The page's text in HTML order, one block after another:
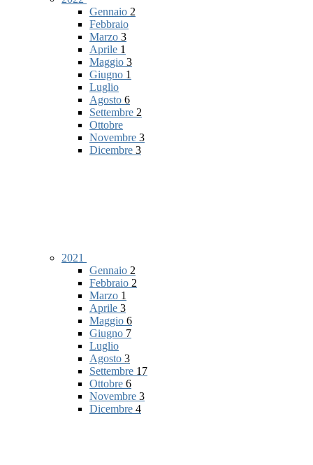
Gennaio 2
Febbraio
Marzo 3
Aprile 1
Maggio 3
Giugno 1
Luglio
Agosto 6
Settembre 2
Ottobre
Novembre 3
Dicembre 3
2021
Gennaio 2
Febbraio 2
Marzo 1
Aprile 3
Maggio 6
Giugno 7
Luglio
Agosto 3
Settembre 17
Ottobre 6
Novembre 3
Dicembre 4